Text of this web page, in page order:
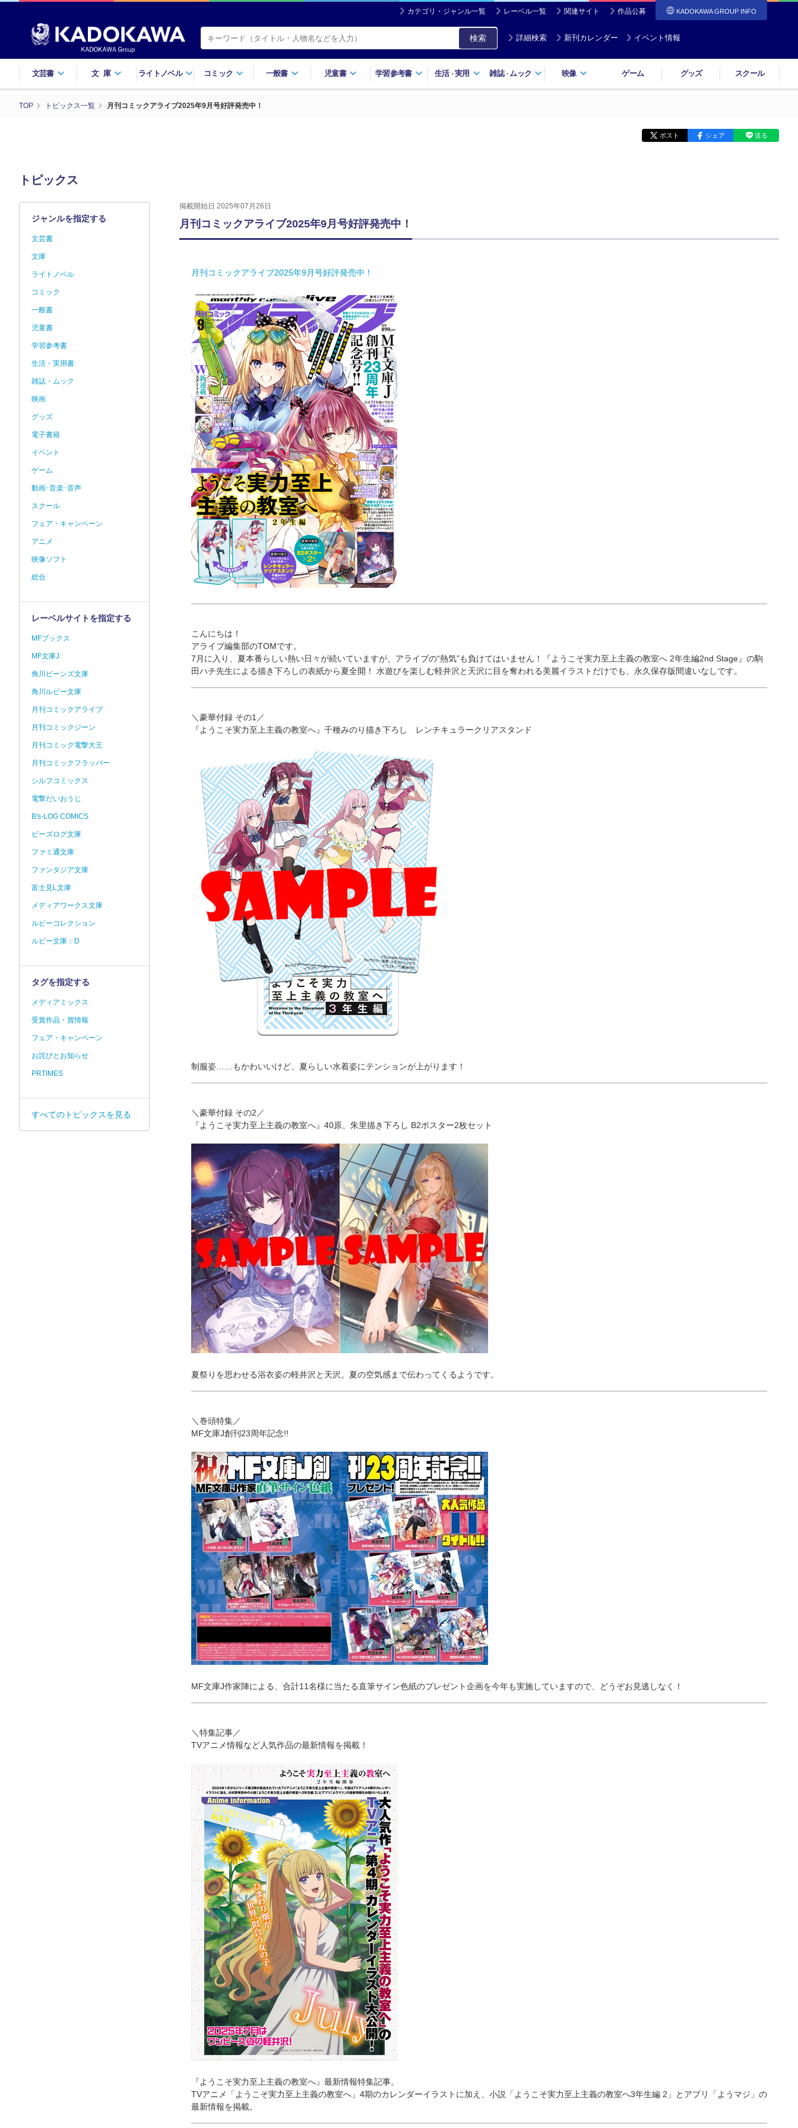
カテゴリ・ジャンル一覧 レーベル一覧 関連サイト 作品公募 KADOKAWA GROUP INFO
検索 詳細検索 新刊カレンダー イベント情報
文芸書 文庫 ライトノベル コミック 一般書 児童書 学習参考書 生活・実用 雑誌・ ムック 映像 ゲーム グッズ スクール
TOP トピックス一覧 月刊コミックアライブ2025年9月号好評発売中！
ポスト シェア 送る
トピックス
掲載開始日 2025年07月26日
月刊コミックアライブ2025年9月号好評発売中！
月刊コミックアライブ2025年9月号好評発売中！
こんにちは！
アライブ編集部のTOMです。
7月に入り、夏本番らしい熱い日々が続いていますが、アライブの“熱気”も負けてはいません！『ようこそ実力至上主義の教室へ 2年生編2nd Stage』の駒
田ハチ先生による描き下ろしの表紙から夏全開！ 水遊びを楽しむ軽井沢と天沢に目を奪われる美麗イラストだけでも、永久保存版間違いなしです。
＼豪華付録 その1／
『ようこそ実力至上主義の教室へ』千種みのり描き下ろし レンチキュラークリアスタンド
制服姿……もかわいいけど、夏らしい水着姿にテンションが上がります！
＼豪華付録 その2／
『ようこそ実力至上主義の教室へ』40原、朱里描き下ろし B2ポスター2枚セット
夏祭りを思わせる浴衣姿の軽井沢と天沢。夏の空気感まで伝わってくるようです。
＼巻頭特集／
MF文庫J創刊23周年記念!!
MF文庫J作家陣による、合計11名様に当たる直筆サイン色紙のプレゼント企画を今年も実施していますので、どうぞお見逃しなく！
＼特集記事／
TVアニメ情報など人気作品の最新情報を掲載！
『ようこそ実力至上主義の教室へ』最新情報特集記事。
TVアニメ「ようこそ実力至上主義の教室へ」4期のカレンダーイラストに加え、小説「ようこそ実力至上主義の教室へ3年生編 2」とアプリ「ようマジ」の
最新情報を掲載。
ジャンルを指定する
文芸書
文庫
ライトノベル
コミック
一般書
児童書
学習参考書
生活・実用書
雑誌・ムック
映画
グッズ
電子書籍
イベント
ゲーム
動画･音楽･音声
スクール
フェア・キャンペーン
アニメ
映像ソフト
総合
レーベルサイトを指定する
MFブックス
MF文庫J
角川ビーンズ文庫
角川ルビー文庫
月刊コミックアライブ
月刊コミックジーン
月刊コミック電撃大王
月刊コミックフラッパー
シルフコミックス
電撃だいおうじ
B's-LOG COMICS
ビーズログ文庫
ファミ通文庫
ファンタジア文庫
富士見L文庫
メディアワークス文庫
ルビーコレクション
ルビー文庫：D
タグを指定する
メディアミックス
受賞作品・賞情報
フェア・キャンペーン
お詫びとお知らせ
PRTIMES
すべてのトピックスを見る